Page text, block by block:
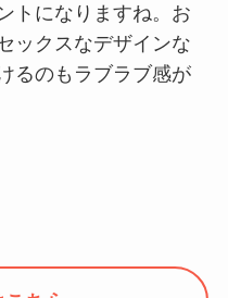
トになりますね。お
ックスなデザインな
るのもラブラブ感が